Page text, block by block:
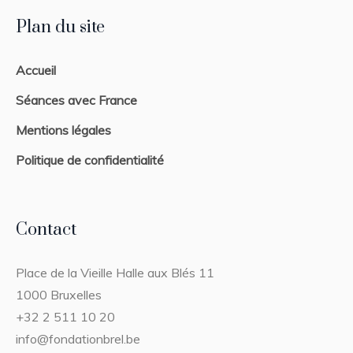
Plan du site
Accueil
Séances avec France
Mentions légales
Politique de confidentialité
Contact
Place de la Vieille Halle aux Blés 11
1000 Bruxelles
+32 2 511 10 20
info@fondationbrel.be